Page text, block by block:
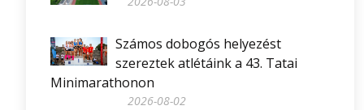
Számos dobogós helyezést
szereztek atlétáink a 43. Tatai
Minimarathonon
2026-08-02